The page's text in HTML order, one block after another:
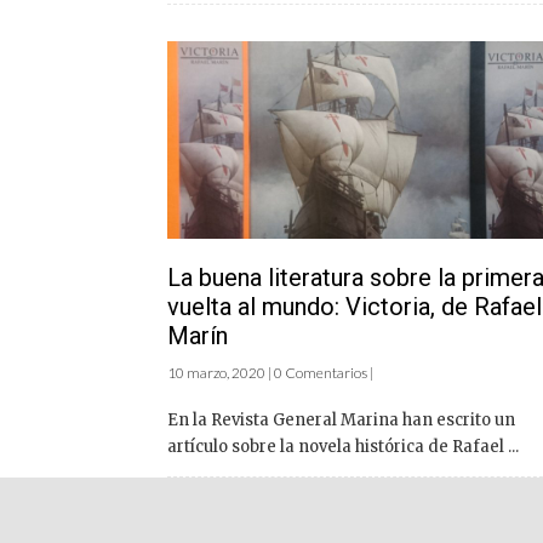
La buena literatura sobre la primera
vuelta al mundo: Victoria, de Rafael
Marín
10 marzo, 2020 | 0 Comentarios |
En la Revista General Marina han escrito un
artículo sobre la novela histórica de Rafael ...